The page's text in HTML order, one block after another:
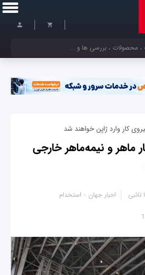
کنید
ماهر و نیمه‌ماهر خارجی
اخبار جهان استخدام